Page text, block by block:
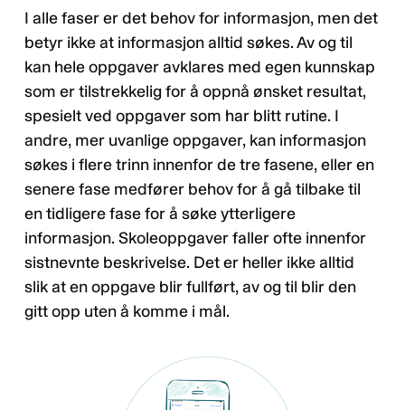
I alle faser er det behov for informasjon, men det
betyr ikke at informasjon alltid søkes. Av og til
kan hele oppgaver avklares med egen kunnskap
som er tilstrekkelig for å oppnå ønsket resultat,
spesielt ved oppgaver som har blitt rutine. I
andre, mer uvanlige oppgaver, kan informasjon
søkes i flere trinn innenfor de tre fasene, eller en
senere fase medfører behov for å gå tilbake til
en tidligere fase for å søke ytterligere
informasjon. Skoleoppgaver faller ofte innenfor
sistnevnte beskrivelse. Det er heller ikke alltid
slik at en oppgave blir fullført, av og til blir den
gitt opp uten å komme i mål.